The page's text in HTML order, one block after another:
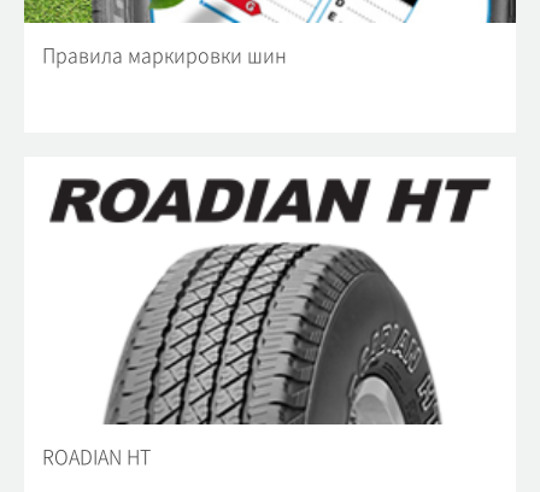
Правила маркировки шин
ROADIAN HT